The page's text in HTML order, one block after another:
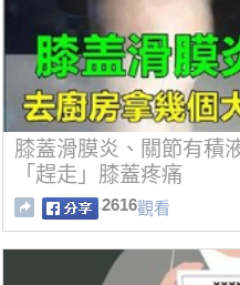
膝蓋滑膜炎、關節有積
「趕走」膝蓋疼痛
2616觀看